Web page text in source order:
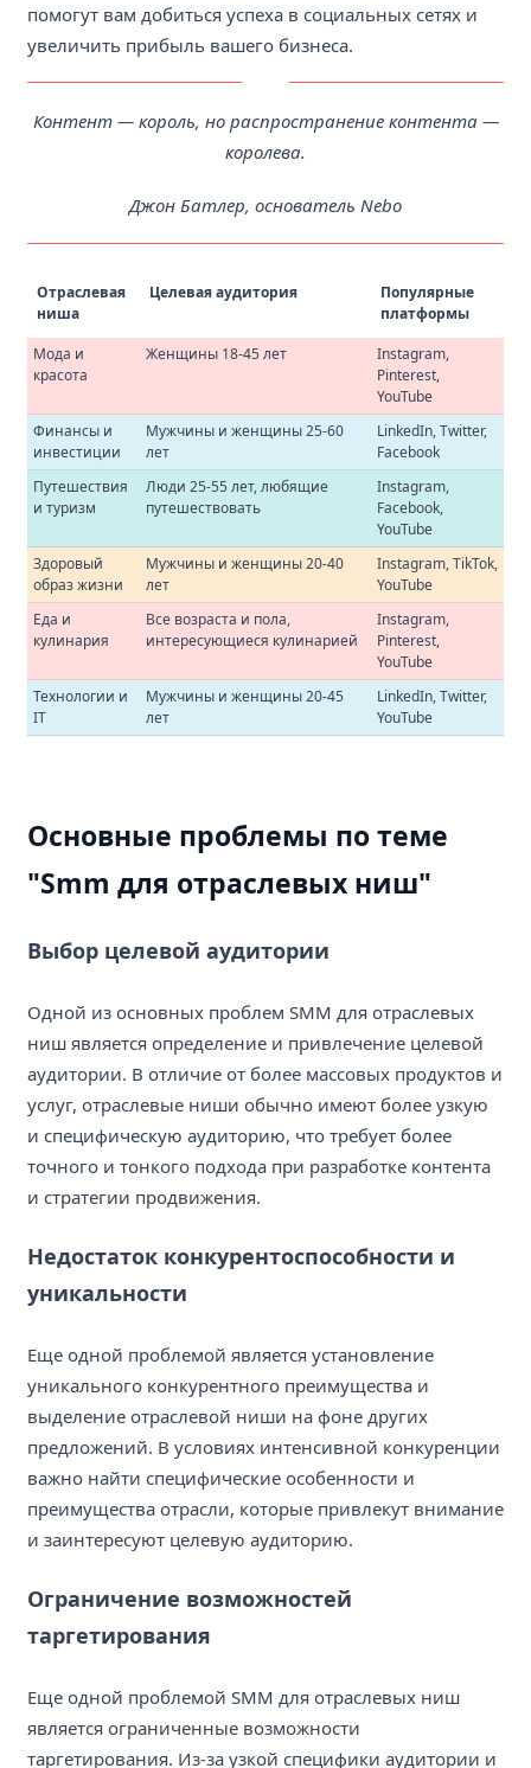
помогут вам добиться успеха в социальных сетях и
увеличить прибыль вашего бизнеса.
Контент — король, но распространение контента —
королева.
Джон Батлер, основатель Nebo
Отраслевая
ниша
Целевая аудитория
Популярные
платформы
Мода и
красота
Женщины 18-45 лет
Instagram,
Pinterest,
YouTube
Финансы и
инвестиции
Мужчины и женщины 25-60
лет
LinkedIn, Twitter,
Facebook
Путешествия
и туризм
Люди 25-55 лет, любящие
путешествовать
Instagram,
Facebook,
YouTube
Здоровый
образ жизни
Мужчины и женщины 20-40
лет
Instagram, TikTok,
YouTube
Еда и
кулинария
Все возраста и пола,
интересующиеся кулинарией
Instagram,
Pinterest,
YouTube
Технологии и
IT
Мужчины и женщины 20-45
лет
LinkedIn, Twitter,
YouTube
Основные проблемы по теме
"Smm для отраслевых ниш"
Выбор целевой аудитории
Одной из основных проблем SMM для отраслевых
ниш является определение и привлечение целевой
аудитории. В отличие от более массовых продуктов и
услуг, отраслевые ниши обычно имеют более узкую
и специфическую аудиторию, что требует более
точного и тонкого подхода при разработке контента
и стратегии продвижения.
Недостаток конкурентоспособности и
уникальности
Еще одной проблемой является установление
уникального конкурентного преимущества и
выделение отраслевой ниши на фоне других
предложений. В условиях интенсивной конкуренции
важно найти специфические особенности и
преимущества отрасли, которые привлекут внимание
и заинтересуют целевую аудиторию.
Ограничение возможностей
таргетирования
Еще одной проблемой SMM для отраслевых ниш
является ограниченные возможности
таргетирования. Из-за узкой специфики аудитории и